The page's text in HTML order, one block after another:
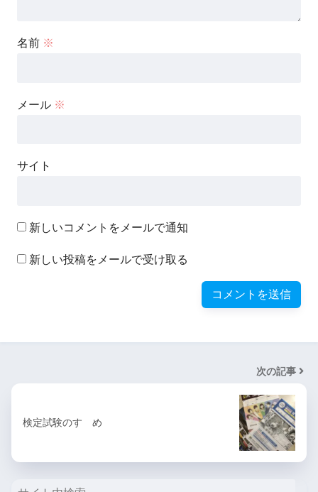
名前 ※
メール ※
サイト
新しいコメントをメールで通知
新しい投稿をメールで受け取る
次の記事
検定試験のすゝめ